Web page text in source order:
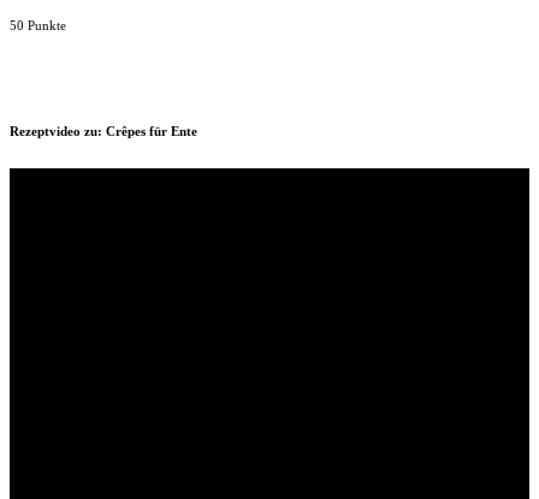
50 Punkte
Rezeptvideo zu: Crêpes für Ente